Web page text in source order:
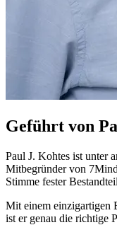
Geführt von
Paul J. Kohtes ist unter
Mitbegründer von
Stimme fester
Mit einem einzigartigen
ist er genau die richtige